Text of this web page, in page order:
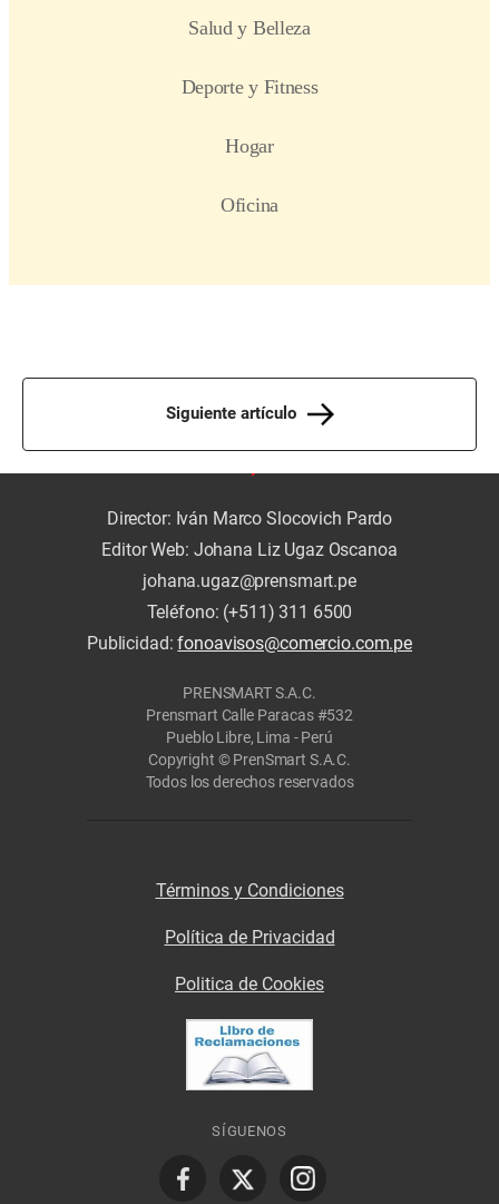
Siguiente artículo
Director: Iván Marco Slocovich Pardo
Editor Web: Johana Liz Ugaz Oscanoa
johana.ugaz@prensmart.pe
Teléfono: (+511) 311 6500
Publicidad:fonoavisos@comercio.com.pe
PRENSMART S.A.C.
Prensmart Calle Paracas #532
Pueblo Libre, Lima - Perú
Copyright © PrenSmart S.A.C.
Todos los derechos reservados
Términos y Condiciones
Política de Privacidad
Politica de Cookies
SÍGUENOS